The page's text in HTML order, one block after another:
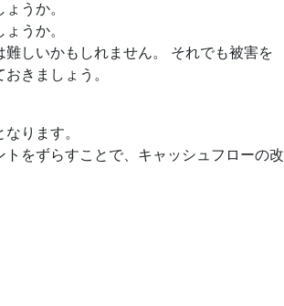
うか。
うか。
しいかもしれません。 それでも被害を
きましょう。
ります。
をずらすことで、キャッシュフローの改